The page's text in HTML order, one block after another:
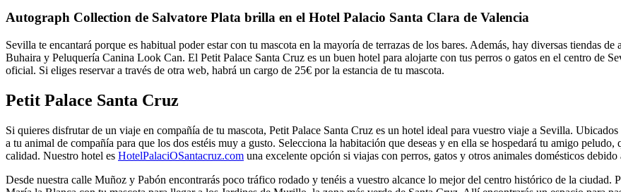
Autograph Collection de Salvatore Plata brilla en el Hotel Palacio Santa Clara de Valencia
Sevilla te encantará porque es habitual poder estar con tu mascota en la mayoría de terrazas de los bares. Además, hay diversas tiendas
Buhaira y Peluquería Canina Look Can. El Petit Palace Santa Cruz es un buen hotel para alojarte con tus perros o gatos en el centro de
oficial. Si eliges reservar a través de otra web, habrá un cargo de 25€ por la estancia de tu mascota.
Petit Palace Santa Cruz
Si quieres disfrutar de un viaje en compañía de tu mascota, Petit Palace Santa Cruz es un hotel ideal para vuestro viaje a Sevilla.
a tu animal de compañía para que los dos estéis muy a gusto. Selecciona la habitación que deseas y en ella se hospedará tu amigo
calidad. Nuestro hotel es HotelPalaciOSantacruz.com una excelente opción si viajas con perros, gatos y otros animales domésticos
Desde nuestra calle Muñoz y Pabón encontrarás poco tráfico rodado y tenéis a vuestro alcance lo mejor del centro histórico de la ciudad.